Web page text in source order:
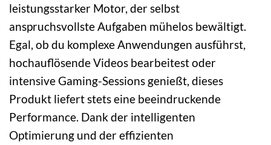
leistungsstarker Motor, der selbst
anspruchsvollste Aufgaben mühelos bewältigt.
Egal, ob du komplexe Anwendungen ausführst,
hochauflösende Videos bearbeitest oder
intensive Gaming-Sessions genießt, dieses
Produkt liefert stets eine beeindruckende
Performance. Dank der intelligenten
Optimierung und der effizienten